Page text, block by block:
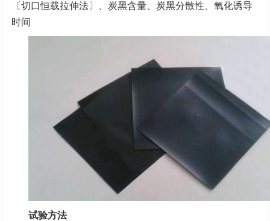
〔切口恒载拉伸法〕、炭黑含量、炭黑分散性、氧化诱导
时间
试验方法